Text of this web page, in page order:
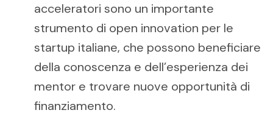
acceleratori sono un importante
strumento di open innovation per le
startup italiane, che possono beneficiare
della conoscenza e dell’esperienza dei
mentor e trovare nuove opportunità di
finanziamento.